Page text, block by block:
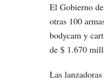
El Gobierno
otras 100
bodycam y
de $ 1.670
Las